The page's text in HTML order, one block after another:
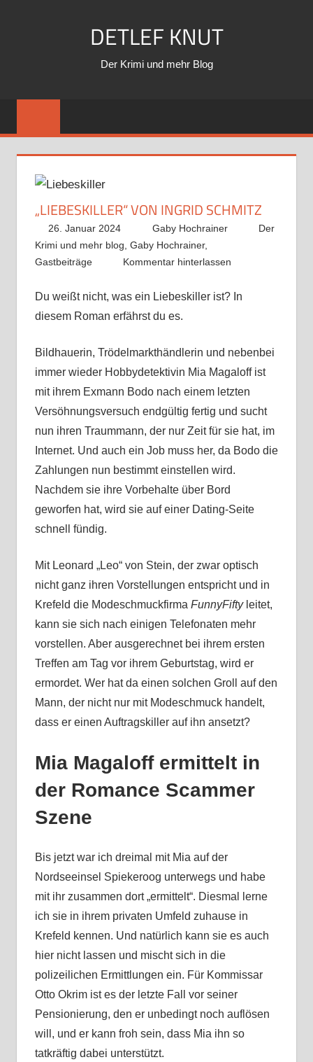
DETLEF KNUT
Der Krimi und mehr Blog
„LIEBESKILLER“ VON INGRID SCHMITZ
26. Januar 2024 Gaby Hochrainer
Der
Krimi und mehr blog, Gaby Hochrainer,
Gastbeiträge
Kommentar hinterlassen
Du weißt nicht, was ein Liebeskiller ist? In
diesem Roman erfährst du es.
Bildhauerin, Trödelmarkthändlerin und nebenbei
immer wieder Hobbydetektivin Mia Magaloff ist
mit ihrem Exmann Bodo nach einem letzten
Versöhnungsversuch endgültig fertig und sucht
nun ihren Traummann, der nur Zeit für sie hat, im
Internet. Und auch ein Job muss her, da Bodo die
Zahlungen nun bestimmt einstellen wird.
Nachdem sie ihre Vorbehalte über Bord
geworfen hat, wird sie auf einer Dating-Seite
schnell fündig.
Mit Leonard „Leo“ von Stein, der zwar optisch
nicht ganz ihren Vorstellungen entspricht und in
Krefeld die Modeschmuckfirma FunnyFifty leitet,
kann sie sich nach einigen Telefonaten mehr
vorstellen. Aber ausgerechnet bei ihrem ersten
Treffen am Tag vor ihrem Geburtstag, wird er
ermordet. Wer hat da einen solchen Groll auf den
Mann, der nicht nur mit Modeschmuck handelt,
dass er einen Auftragskiller auf ihn ansetzt?
Mia Magaloff ermittelt in
der Romance Scammer
Szene
Bis jetzt war ich dreimal mit Mia auf der
Nordseeinsel Spiekeroog unterwegs und habe
mit ihr zusammen dort „ermittelt“. Diesmal lerne
ich sie in ihrem privaten Umfeld zuhause in
Krefeld kennen. Und natürlich kann sie es auch
hier nicht lassen und mischt sich in die
polizeilichen Ermittlungen ein. Für Kommissar
Otto Okrim ist es der letzte Fall vor seiner
Pensionierung, den er unbedingt noch auflösen
will, und er kann froh sein, dass Mia ihn so
tatkräftig dabei unterstützt.